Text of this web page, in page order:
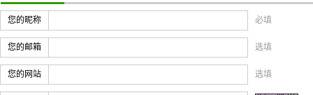
您的昵称 必填
您的邮箱 选填
您的网站 选填